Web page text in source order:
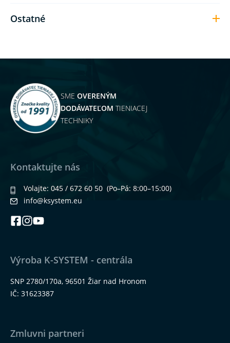
Ostatné
SME OVERENÝM
DODÁVATEĽOM TIENIACEJ
TECHNIKY
Kontaktujte nás
Volajte: 045 / 672 60 50 (Po–Pá: 8:00–15:00)
info@ksystem.eu
Výroba K-SYSTEM - centrála
SNP 2780/170a, 96501 Žiar nad Hronom
IČ: 31623387
Zmluvni partneri